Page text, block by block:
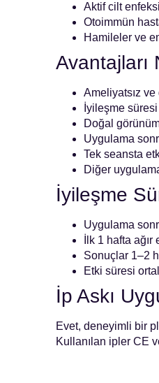
Aktif cilt
Otoimmün
Hamileler ve
Avantajları
Ameliyatsız
İyileşme
Doğal
Uygulama
Tek seansta
Diğer
İyileşme
Uygulama
İlk 1 hafta
Sonuçlar 1–2
Etki süresi
İp Askı
Evet, deneyimli bir
Kullanılan ipler CE